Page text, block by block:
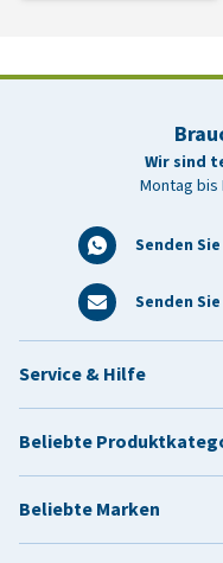
Wir sind
Montag bis
Senden
Senden
Service & Hilfe
Beliebte
Beliebte Marken